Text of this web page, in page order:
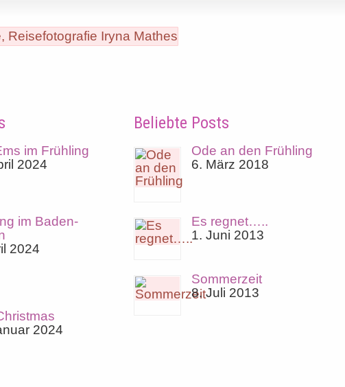
im Frühling
2024
im Baden-
2024
2024
Beliebte Posts
Ode an den Frühling
6. März 2018
Es regnet…..
1. Juni 2013
Sommerzeit
8. Juli 2013